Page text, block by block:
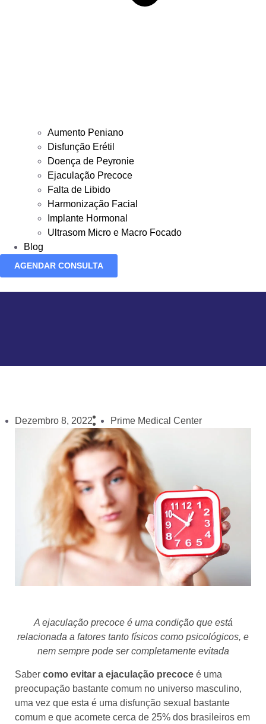
Aumento Peniano
Disfunção Erétil
Doença de Peyronie
Ejaculação Precoce
Falta de Libido
Harmonização Facial
Implante Hormonal
Ultrasom Micro e Macro Focado
Blog
AGENDAR CONSULTA
Dezembro 8, 2022 Prime Medical Center
A ejaculação precoce é uma condição que está
relacionada a fatores tanto físicos como psicológicos, e
nem sempre pode ser completamente evitada
Saber como evitar a ejaculação precoce é uma
preocupação bastante comum no universo masculino,
uma vez que esta é uma disfunção sexual bastante
comum e que acomete cerca de 25% dos brasileiros em